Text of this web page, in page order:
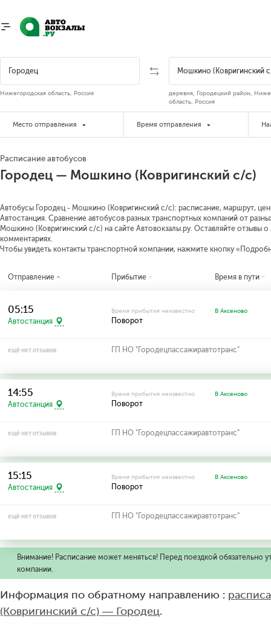
Нижегородская область, Россия
деревня, Городецкий район,
область, Россия
Место отправления Время отправления
Расписание автобусов
Городец — Мошкино (Ковригинский с/с)
Автобусы Городец - Мошкино (Ковригинский с/с): расписание, маршрут,
Автостанция. Сравнение автобусов разных транспортных компаний от
Мошкино (Ковригинский с/с) на сайте Автовокзалы.ру. Оставляйте отзывы
комментариях.
Чтобы увидеть контакты транспортной компании, нажмите кнопку
Отправление Прибытие Время в пути
05:15
Автостанция
Время прибытия неизвестно
Поворот
В Аксеново
ещё нет отзывов ГП НО "Городецпассажиравтотранс"
14:55
Автостанция
Время прибытия неизвестно
Поворот
В Аксеново
ещё нет отзывов ГП НО "Городецпассажиравтотранс"
15:15
Автостанция
Время прибытия неизвестно
Поворот
В Аксеново
ещё нет отзывов ГП НО "Городецпассажиравтотранс"
Внимание! Расписание может меняться! Перед поездкой обязательно
компании.
Информация по обратному направлению :
(Ковригинский с/с) — Городец.